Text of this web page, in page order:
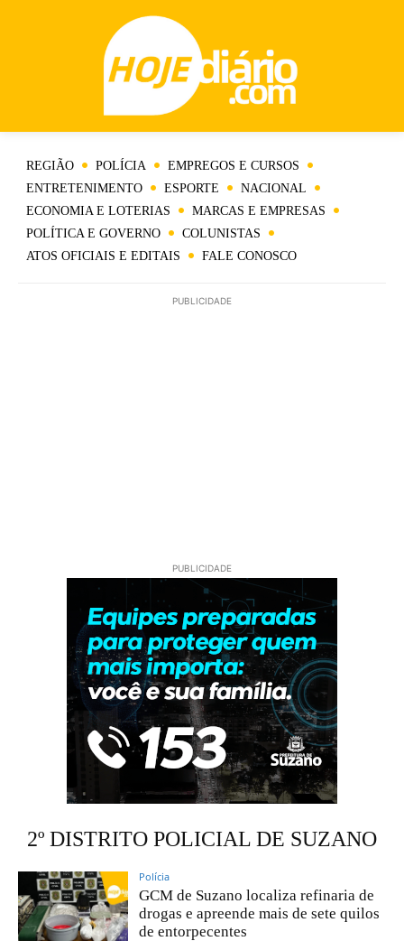
REGIÃO POLÍCIA
EMPREGOS E CURSOS
ENTRETENIMENTO
ESPORTE
NACIONAL
ECONOMIA E LOTERIAS
MARCAS E EMPRESAS
POLÍTICA E GOVERNO
COLUNISTAS
ATOS OFICIAIS E EDITAIS
FALE CONOSCO
PUBLICIDADE
PUBLICIDADE
2º DISTRITO POLICIAL DE SUZANO
Polícia
GCM de Suzano localiza refinaria de
drogas e apreende mais de sete quilos
de entorpecentes